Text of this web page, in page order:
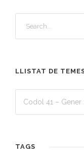
LLISTAT DE
TAGS